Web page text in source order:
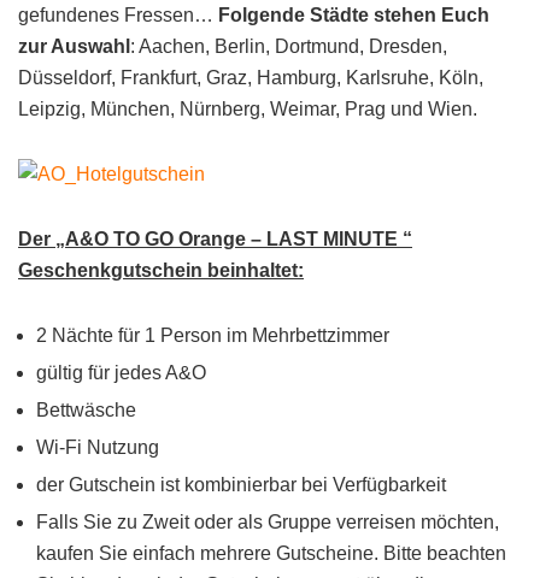
gefundenes Fressen… Folgende Städte stehen Euch
zur Auswahl : Aachen, Berlin, Dortmund, Dresden,
Düsseldorf, Frankfurt, Graz, Hamburg, Karlsruhe, Köln,
Leipzig, München, Nürnberg, Weimar, Prag und Wien.
Der „A&O TO GO Orange – LAST MINUTE “
Geschenkgutschein beinhaltet:
2 Nächte für 1 Person im Mehrbettzimmer
gültig für jedes A&O
Bettwäsche
Wi-Fi Nutzung
der Gutschein ist kombinierbar bei Verfügbarkeit
Falls Sie zu Zweit oder als Gruppe verreisen möchten,
kaufen Sie einfach mehrere Gutscheine. Bitte beachten